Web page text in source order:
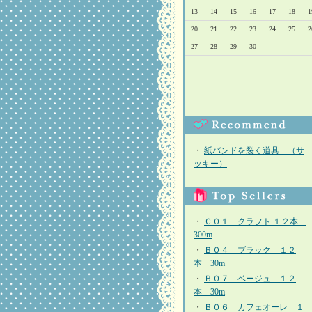
13 14 15 16 17 18
20 21 22 23 24 25
27 28 29 30
・ 紙バンドを裂く道具 （サ
ッキー）
・
Ｃ０１ クラフト １２本
300m
・
Ｂ０４ ブラック １２
本 30m
・
Ｂ０７ ベージュ １２
本 30m
・
Ｂ０６ カフェオーレ １